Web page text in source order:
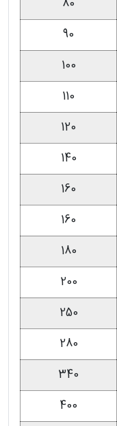
90
100
110
120
140
160
160
180
200
250
280
340
400